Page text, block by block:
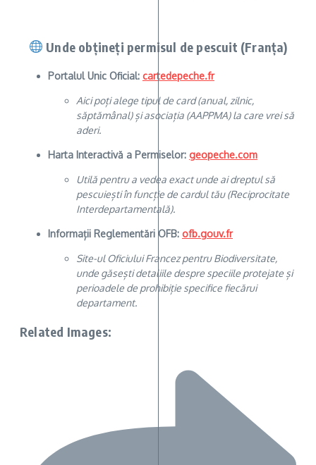
Unde obțineți permisul de pescuit (Franța)
Portalul Unic Oficial: cartedepeche.fr
Aici poți alege tipul de card (anual, zilnic,
săptămânal) și asociația (AAPPMA) la care vrei să
aderi.
Harta Interactivă a Permiselor: geopeche.com
Utilă pentru a vedea exact unde ai dreptul să
pescuiești în funcție de cardul tău (Reciprocitate
Interdepartamentală).
Informații Reglementări OFB: ofb.gouv.fr
Site-ul Oficiului Francez pentru Biodiversitate,
unde găsești detaliile despre speciile protejate și
perioadele de prohibiție specifice fiecărui
departament.
Related Images: